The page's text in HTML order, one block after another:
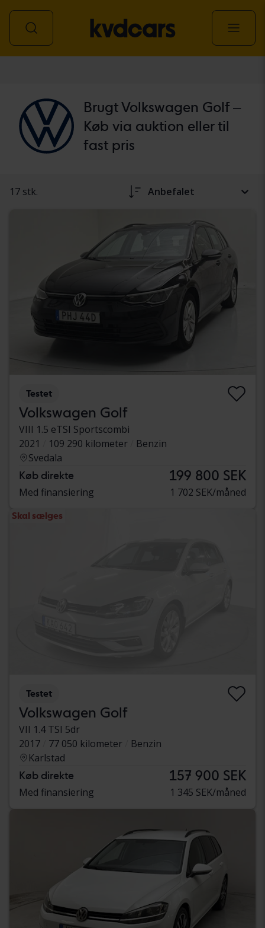
Brugt Volkswagen Golf –
Køb via auktion eller til
fast pris
17 stk. Anbefalet
Testet
Volkswagen Golf
VIII 1.5 eTSI Sportscombi
2021
109 290 kilometer
Benzin
Svedala
Køb direkte 199 800 SEK
Med finansiering 1 702 SEK/måned
Skal sælges
Testet
Volkswagen Golf
VII 1.4 TSI 5dr
2017
77 050 kilometer
Benzin
Karlstad
Køb direkte 157 900 SEK
Med finansiering 1 345 SEK/måned